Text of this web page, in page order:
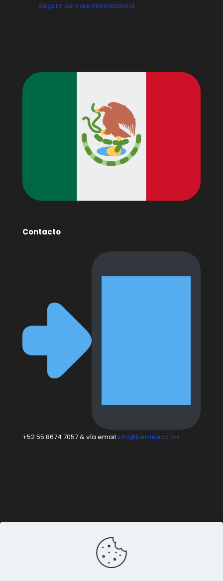
Seguro de viaje internacional
Contacto
+52 55 8674 7057 & vía email info@bemexico.mx
© 2015-2024 Todos los derechos
Terminos & Condiciones
Datos